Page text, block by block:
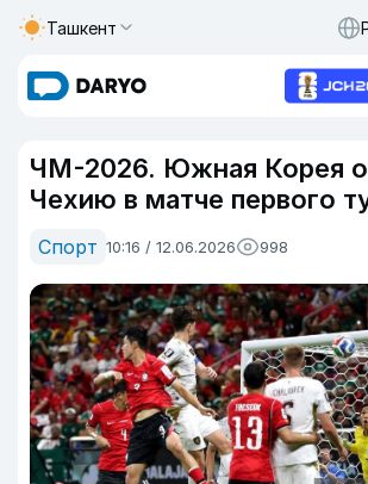
Ташкент
ЧМ-2026. Южная Корея
Чехию в матче первого
Спорт 10:16 / 12.06.2026 998